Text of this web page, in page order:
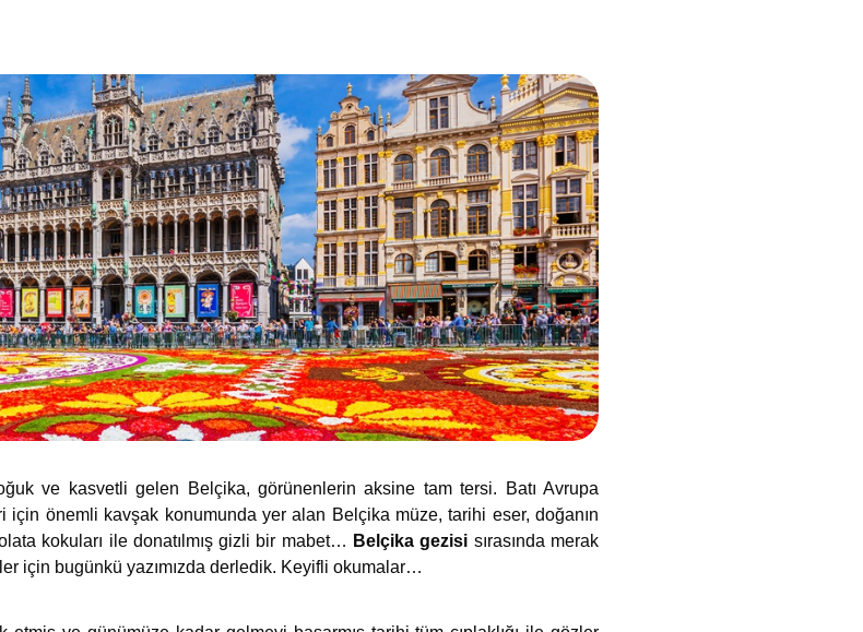
ve kasvetli gelen Belçika, görünenlerin aksine tam tersi. Batı Avrupa
için önemli kavşak konumunda yer alan Belçika müze, tarihi eser, doğanın
kokuları ile donatılmış gizli bir mabet… Belçika gezisi sırasında merak
için bugünkü yazımızda derledik. Keyifli okumalar…